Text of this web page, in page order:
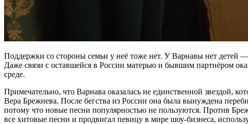
Поддержки со стороны семьи у неё тоже нет. У Варнавы нет детей
Даже связи с оставшейся в России матерью и бывшим партнёром
среде.
Примечательно, что Варнава оказалась не единственной звездой,
Вера Брежнева. После бегства из России она была вынуждена
потому что новые песни популярностью не пользуются. Против
все хитовые песни и продвигал певицу в мире шоу-бизнеса,